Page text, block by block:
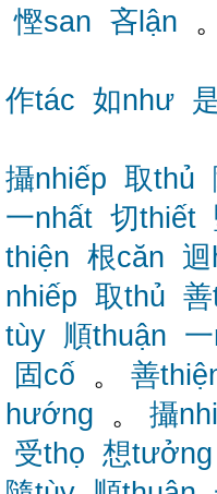
慳san 吝lận 。
作tác 如như
攝nhiếp 取thủ
一nhất 切thiết
thiện 根căn
nhiếp 取thủ
tùy 順thuận
固cố 。 善
hướng 。 攝
受thọ 想tưởng